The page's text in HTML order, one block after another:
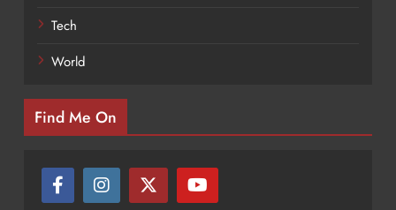
Tech
World
Find Me On